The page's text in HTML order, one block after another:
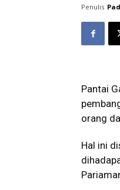
Penulis
Pantai
orang
Hal ini